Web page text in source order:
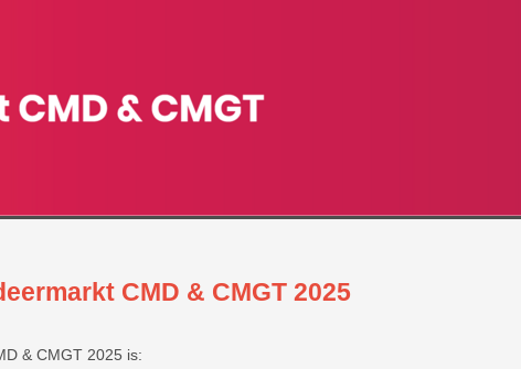
CMD & CMGT 2025
& CMGT 2025 is: